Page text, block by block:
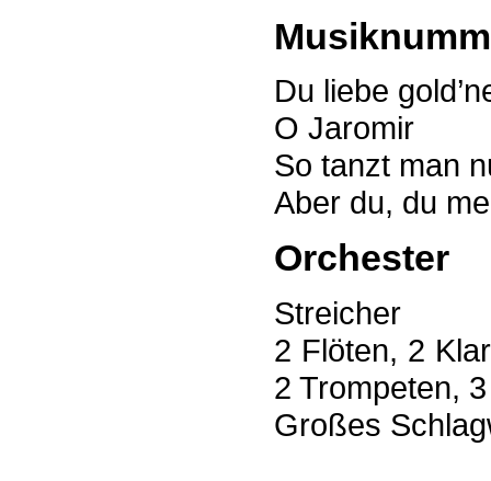
Du liebe
O Jaromir
So tanzt man
Aber du, du
Orchester
Streicher
2 Flöten, 2
2 Trompeten,
Großes